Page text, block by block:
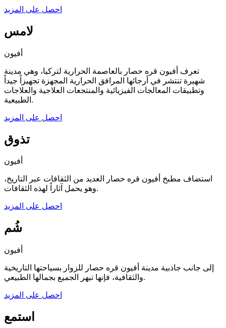
احصل على المزيد
لامس
أفيون
تعرف أفيون قره حصار بالعاصمة الحرارية لتركيا، وهي مدينة
شهيرة تنتشر في أرجائها المرافق الحرارية المجهزة تجهيزاً جيداً
وتطبيقات المعالجات الفيزيائية والمنتجعات العلاجية والعلاجات
الطبيعية.
احصل على المزيد
تذوق
أفيون
استضاف مطبخ أفيون قره حصار العديد من الثقافات عبر التاريخ،
وهو يحمل آثاراً لهذه الثقافات.
احصل على المزيد
شُم
أفيون
إلى جانب جاذبية مدينة أفيون قره حصار للزوار بسياحتها التاريخية
والثقافية، فإنها تبهر الجميع بجمالها الطبيعي.
احصل على المزيد
استمع